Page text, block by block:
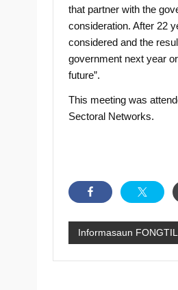
that partner with the
consideration. After 22
considered and the
government next year
future”.
This meeting was
Sectoral Networks.
Informasaun FONGTIL